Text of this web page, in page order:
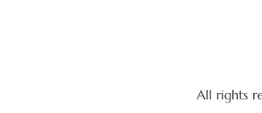
All rights